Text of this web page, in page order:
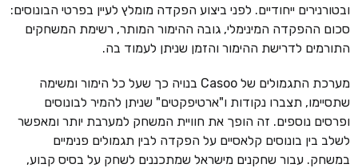
ובטורנירים ייחודיים. לפני ביצוע הפקדה מומלץ לעיין בפרטי הבונוסים:
סכום ההפקדה המינימלי, גובה ההימור המותר, רשימת המשחקים
התורמים לדרישת ההימור והזמן שניתן לעמוד בה.
מערכת התגמולים של Casoo בנויה כך שעל כל הימור ומשימה
שתסיימו, תצברו נקודות ו"ארטיפקטים" שניתן להמיר לבונוסים
ופרסים נוספים. זה הופך את חוויית המשחק למערבת יותר ומאפשר
לשלב בין בונוסים קלאסיים על הפקדה לבין תגמולים פנימיים
במשחק. עבור שחקנים מישראל שמתכננים לשחק על בסיס קבוע,